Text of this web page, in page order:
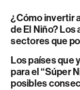
¿Cómo invertir
de El Niño? Los
sectores que
Los países que
para el “Súper
posibles